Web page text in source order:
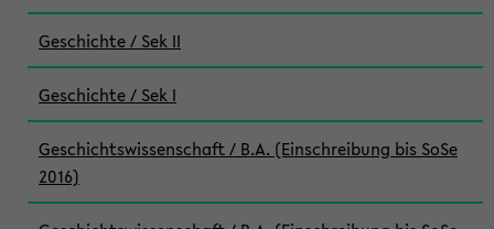
Geschichte / Sek II
Geschichte / Sek I
Geschichtswissenschaft / B.A. (Einschreibung bis SoSe
2016)